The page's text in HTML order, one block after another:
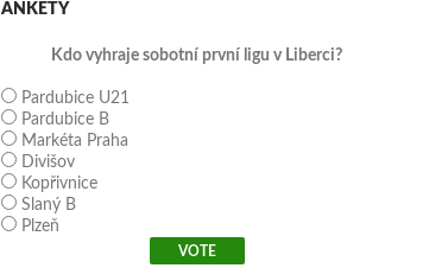
ANKETY
Kdo vyhraje sobotní první ligu v Liberci?
Pardubice U21
Pardubice B
Markéta Praha
Divišov
Kopřivnice
Slaný B
Plzeň